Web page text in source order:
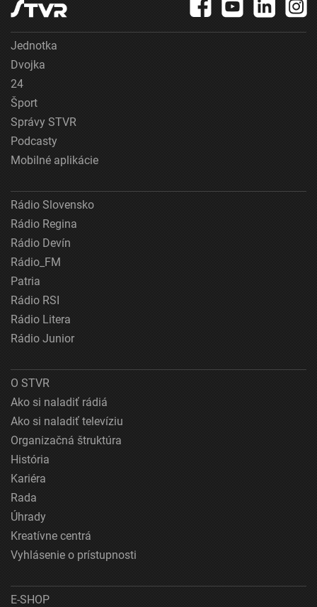
Jednotka
Dvojka
24
Šport
Správy STVR
Podcasty
Mobilné aplikácie
Rádio Slovensko
Rádio Regina
Rádio Devín
Rádio_FM
Patria
Rádio RSI
Rádio Litera
Rádio Junior
O STVR
Ako si naladiť rádiá
Ako si naladiť televíziu
Organizačná štruktúra
História
Kariéra
Rada
Úhrady
Kreatívne centrá
Vyhlásenie o prístupnosti
E-SHOP